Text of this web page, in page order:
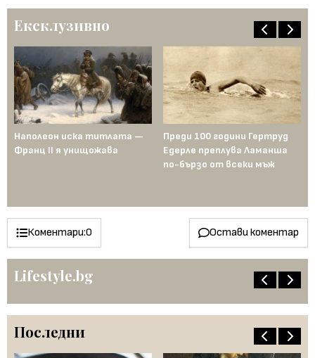
Ексклузивно
Наполеон иска титлата —
Франц II я унищожава
Преди 100 години Гертруд
Едерле преплува Ламанша
по-бързо от всеки мъж
Коментари:0 Остави коментар
Lifestyle.bg
Последни